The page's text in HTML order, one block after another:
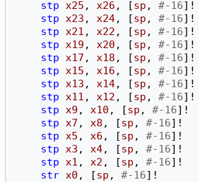
stp x25 , x26 , [sp , #-16]!
stp x23 , x24, [sp , #-16]!
stp x21 , x22 , [sp , #-16]!
stp x19 , x20 , [sp , #-16]!
stp x17 , x18 , [sp , #-16]!
stp x15 , x16 , [sp , #-16]!
stp x13 , x14, [sp , #-16]!
stp x11 , x12 , [sp , #-16]!
stp x9 , x10 , [sp , #-16]!
stp x7 , x8 , [sp , #-16]!
stp x5 , x6 , [sp , #-16]!
stp x3 , x4, [sp , #-16]!
stp x1 , x2 , [sp , #-16]!
str x0 , [sp , #-16]!